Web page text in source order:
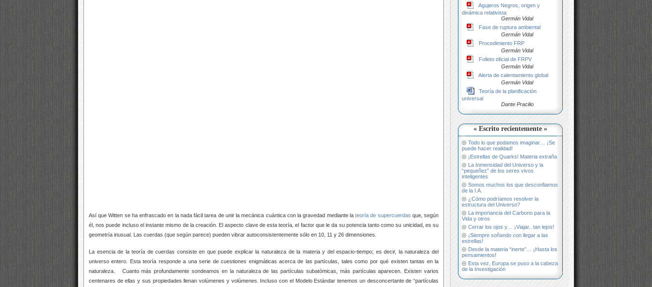
Agujeros Negros, origen y
dinámica relativista
Germán Vidal
Fase de ruptura ambiental
Germán Vidal
Procedimiento FRP
Germán Vidal
Folleto oficial de FRPV
Germán Vidal
Alerta de calentamiento global
Germán Vidal
Teoría de la planificación
universal
Dante Pracilio
« Escrito recientemente »
Todo lo que podamos imaginar… ¡Se
puede hacer realidad!
¡Estrellas de Quarks! Materia extraña
La Inmensidad del Universo y la
“pequeñez” de los seres vivos
inteligentes
Somos muchos los que desconfiamos
de la I.A.
¿Cómo podríamos resolver la
estructura del Universo?
La importancia del Carbono para la
Vida y otros
Cerrar los ojos y… ¡Viajar.. tan lejos!
¡Siempre soñando con llegar a las
estrellas!
Desde la materia “inerte”… ¡Hasta los
pensamientos!
Esta vez, Europa se puso a la cabeza
de la Investigación
Así que Witten se ha enfrascado en la nada fácil tarea de unir la mecánica cuántica con la gravedad mediante lateoría de supercuerdas que, según
él, nos puede incluso el instante mismo de la creación. El aspecto clave de esta teoría, el factor que le da su potencia tanto como su unicidad, es su
geometría inusual. Las cuerdas (que según parece) pueden vibrar autoconsistentemente sólo en 10, 11 y 26 dimensiones.
La esencia de la teoría de cuerdas consiste en que puede explicar la naturaleza de la materia y del espacio-tiempo; es decir, la naturaleza del
universo entero. Esta teoría responde a una serie de cuestiones enigmáticas acerca de las partículas, tales como por qué existen tantas en la
naturaleza. Cuanto más profundamente sondeamos en la naturaleza de las partículas subatómicas, más partículas aparecen. Existen varios
centenares de ellas y sus propiedades llenan volúmenes y volúmenes. Incluso con el Modelo Estándar tenemos un desconcertantede “partículas